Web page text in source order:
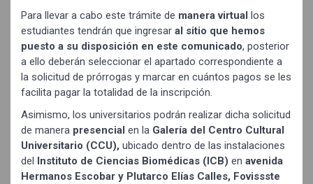
Para llevar a cabo este trámite de manera virtual los
estudiantes tendrán que ingresar al sitio que hemos
puesto a su disposición en este comunicado, posterior
a ello deberán seleccionar el apartado correspondiente a
la solicitud de prórrogas y marcar en cuántos pagos se les
facilita pagar la totalidad de la inscripción.
Asimismo, los universitarios podrán realizar dicha solicitud
de manera presencial en la Galería del Centro Cultural
Universitario (CCU), ubicado dentro de las instalaciones
del Instituto de Ciencias Biomédicas (ICB) en avenida
Hermanos Escobar y Plutarco Elías Calles, Fovissste